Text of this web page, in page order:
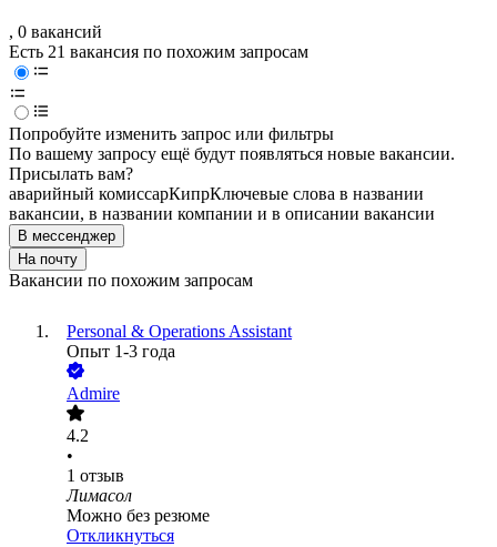
, 0 вакансий
Есть 21 вакансия по похожим запросам
Попробуйте изменить запрос или фильтры
По вашему запросу ещё будут появляться новые вакансии.
Присылать вам?
аварийный комиссарКипрКлючевые слова в названии
вакансии, в названии компании и в описании вакансии
В мессенджер
На почту
Вакансии по похожим запросам
Personal & Operations Assistant
Опыт 1-3 года
Admire
4.2
•
1 отзыв
Лимасол
Можно без резюме
Откликнуться